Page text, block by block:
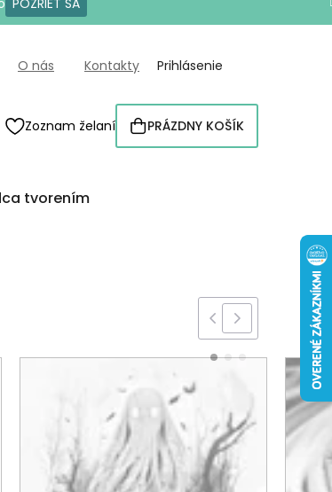
POZRIEŤ SA
O nás Kontakty Prihlásenie
Zoznam želaní
NÁKUPNÝ
KOŠÍK
PRÁZDNY KOŠÍK
tvorením